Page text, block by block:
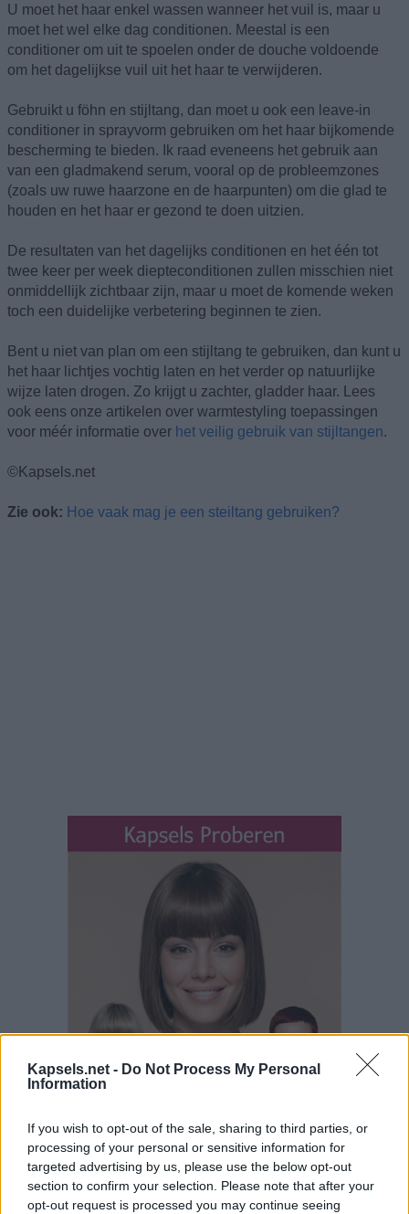
Kapsels.net - Do Not Process My Personal
Information
If you wish to opt-out of the sale, sharing to third parties, or
processing of your personal or sensitive information for
targeted advertising by us, please use the below opt-out
section to confirm your selection. Please note that after your
opt-out request is processed you may continue seeing
U moet het haar enkel wassen wanneer het vuil is, maar u
moet het wel elke dag conditionen. Meestal is een
conditioner om uit te spoelen onder de douche voldoende
om het dagelijkse vuil uit het haar te verwijderen.
Gebruikt u föhn en stijltang, dan moet u ook een leave-in
conditioner in sprayvorm gebruiken om het haar bijkomende
bescherming te bieden. Ik raad eveneens het gebruik aan
van een gladmakend serum, vooral op de probleemzones
(zoals uw ruwe haarzone en de haarpunten) om die glad te
houden en het haar er gezond te doen uitzien.
De resultaten van het dagelijks conditionen en het één tot
twee keer per week diepteconditionen zullen misschien niet
onmiddellijk zichtbaar zijn, maar u moet de komende weken
toch een duidelijke verbetering beginnen te zien.
Bent u niet van plan om een stijltang te gebruiken, dan kunt u
het haar lichtjes vochtig laten en het verder op natuurlijke
wijze laten drogen. Zo krijgt u zachter, gladder haar. Lees
ook eens onze artikelen over warmtestyling toepassingen
voor méér informatie over het veilig gebruik van stijltangen.
©Kapsels.net
Zie ook: Hoe vaak mag je een steiltang gebruiken?